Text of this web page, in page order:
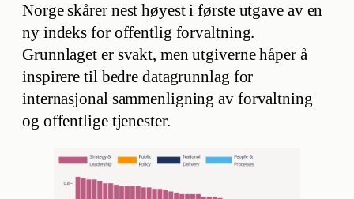
Norge skårer nest høyest i første utgave av en
ny indeks for offentlig forvaltning.
Grunnlaget er svakt, men utgiverne håper å
inspirere til bedre datagrunnlag for
internasjonal sammenligning av forvaltning
og offentlige tjenester.